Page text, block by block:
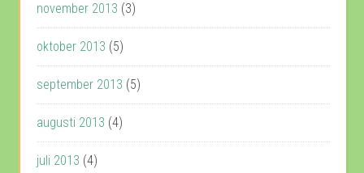
november 2013 (3)
oktober 2013 (5)
september 2013 (5)
augusti 2013 (4)
juli 2013 (4)